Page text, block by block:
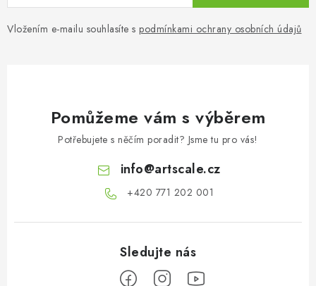
Vložením e-mailu souhlasíte s podmínkami ochrany osobních údajů
Pomůžeme vám s výběrem
Potřebujete s něčím poradit? Jsme tu pro vás!
info@artscale.cz
+420 771 202 001​